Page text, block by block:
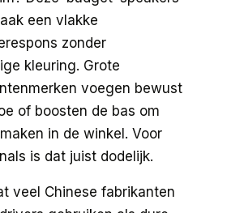
een vlakke
zonder
kleuring. Grote
voegen bewust
of boosten de bas om
in de winkel. Voor
is dat juist dodelijk.
veel Chinese fabrikanten